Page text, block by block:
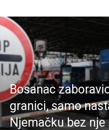
Bosanac
granici, samo
Njemačku bez nje